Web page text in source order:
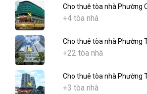
Cho thuê tòa nhà Phường
+4 tòa nhà
Cho thuê tòa nhà Phường
+22 tòa nhà
Cho thuê tòa nhà Phường
+3 tòa nhà